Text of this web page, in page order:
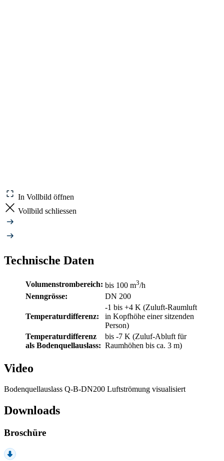
In Vollbild öffnen
Vollbild schliessen
Technische Daten
Volumenstrombereich: bis 100 m3/h
Nenngrösse:
DN 200
Temperaturdifferenz:
-1 bis +4 K (Zuluft-Raumluft
in Kopfhöhe einer sitzenden
Person)
Temperaturdifferenz
als Bodenquellauslass:
bis -7 K (Zuluf-Abluft für
Raumhöhen bis ca. 3 m)
Video
Bodenquellauslass Q-B-DN200 Luftströmung visualisiert
Downloads
Broschüre